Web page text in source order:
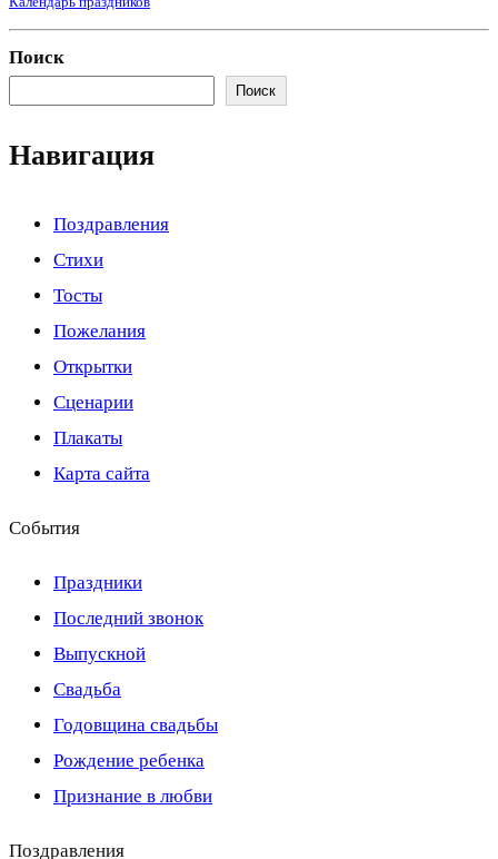
Поиск
Поиск
Навигация
Поздравления
Стихи
Тосты
Пожелания
Открытки
Сценарии
Плакаты
Карта сайта
События
Праздники
Последний звонок
Выпускной
Свадьба
Годовщина свадьбы
Рождение ребенка
Признание в любви
Поздравления